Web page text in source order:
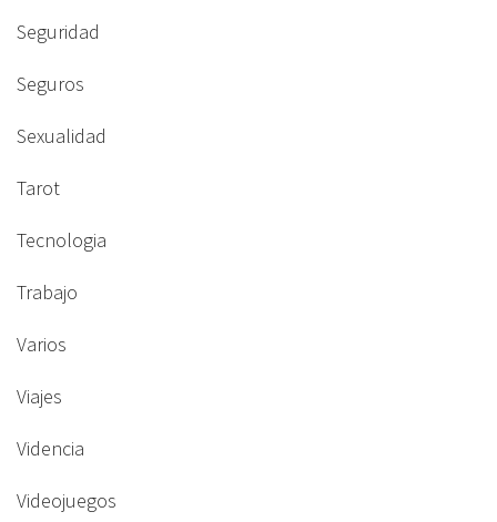
Seguridad
Seguros
Sexualidad
Tarot
Tecnologia
Trabajo
Varios
Viajes
Videncia
Videojuegos